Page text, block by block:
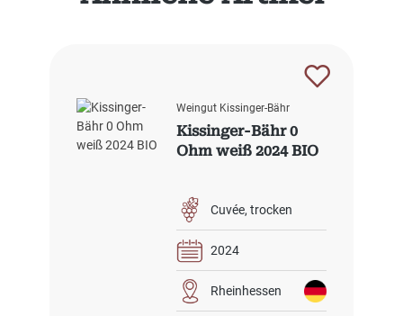
Weingut Kissinger-Bähr
Kissinger-Bähr 0
Ohm weiß 2024 BIO
Cuvée trocken
2024
Rheinhessen